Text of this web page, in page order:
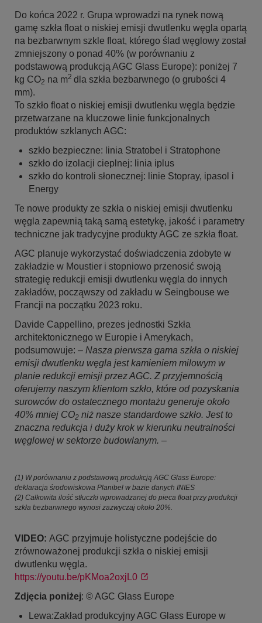
Do końca 2022 r. Grupa wprowadzi na rynek nową
gamę szkła float o niskiej emisji dwutlenku węgla opartą
na bezbarwnym szkle float, którego ślad węglowy został
zmniejszony o ponad 40% (w porównaniu z
podstawową produkcją AGC Glass Europe): poniżej 7
kg CO2 na m2 dla szkła bezbarwnego (o grubości 4
mm).
To szkło float o niskiej emisji dwutlenku węgla będzie
przetwarzane na kluczowe linie funkcjonalnych
produktów szklanych AGC:
szkło bezpieczne: linia Stratobel i Stratophone
szkło do izolacji cieplnej: linia iplus
szkło do kontroli słonecznej: linie Stopray, ipasol i
Energy
Te nowe produkty ze szkła o niskiej emisji dwutlenku
węgla zapewnią taką samą estetykę, jakość i parametry
techniczne jak tradycyjne produkty AGC ze szkła float.
AGC planuje wykorzystać doświadczenia zdobyte w
zakładzie w Moustier i stopniowo przenosić swoją
strategię redukcji emisji dwutlenku węgla do innych
zakładów, począwszy od zakładu w Seingbouse we
Francji na początku 2023 roku.
Davide Cappellino, prezes jednostki Szkła
architektonicznego w Europie i Amerykach,
podsumowuje: – Nasza pierwsza gama szkła o niskiej
emisji dwutlenku węgla jest kamieniem milowym w
planie redukcji emisji przez AGC. Z przyjemnością
oferujemy naszym klientom szkło, które od pozyskania
surowców do ostatecznego montażu generuje około
40% mniej CO2 niż nasze standardowe szkło. Jest to
znaczna redukcja i duży krok w kierunku neutralności
węglowej w sektorze budowlanym. –
(1) W porównaniu z podstawową produkcją AGC Glass Europe:
deklaracja środowiskowa Planibel w bazie danych INIES
(2) Całkowita ilość stłuczki wprowadzanej do pieca float przy produkcji
szkła bezbarwnego wynosi zazwyczaj około 20%.
VIDEO: AGC przyjmuje holistyczne podejście do
zrównoważonej produkcji szkła o niskiej emisji
dwutlenku węgla.
https://youtu.be/pKMoa2oxjL0
Zdjęcia poniżej: © AGC Glass Europe
Lewa:Zakład produkcyjny AGC Glass Europe w